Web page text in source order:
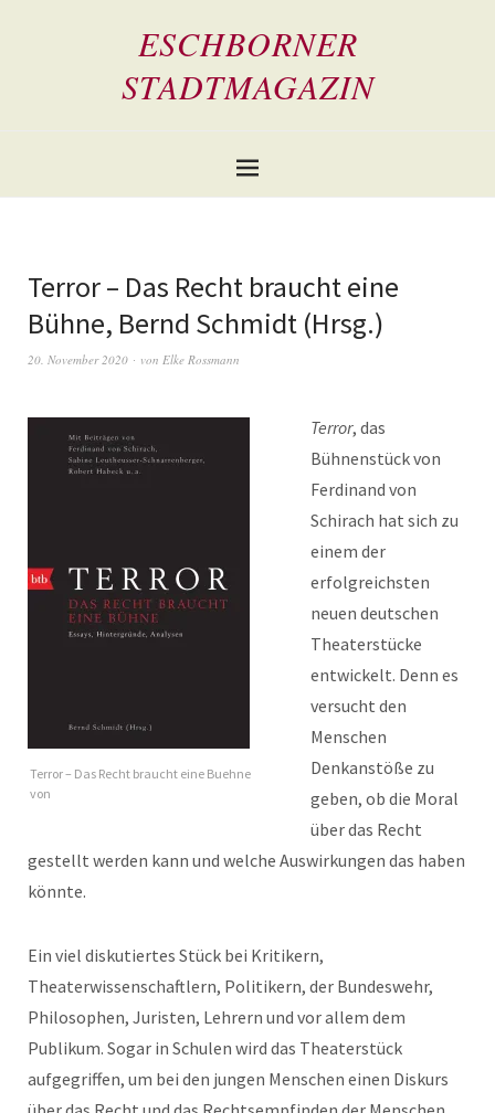
ESCHBORNER
STADTMAGAZIN
Terror – Das Recht braucht eine
Bühne, Bernd Schmidt (Hrsg.)
20. November 2020 von Elke Rossmann
Terror – Das Recht braucht eine Buehne
von
Terror, das
Bühnenstück von
Ferdinand von
Schirach hat sich zu
einem der
erfolgreichsten
neuen deutschen
Theaterstücke
entwickelt. Denn es
versucht den
Menschen
Denkanstöße zu
geben, ob die Moral
über das Recht
gestellt werden kann und welche Auswirkungen das haben
könnte.
Ein viel diskutiertes Stück bei Kritikern,
Theaterwissenschaftlern, Politikern, der Bundeswehr,
Philosophen, Juristen, Lehrern und vor allem dem
Publikum. Sogar in Schulen wird das Theaterstück
aufgegriffen, um bei den jungen Menschen einen Diskurs